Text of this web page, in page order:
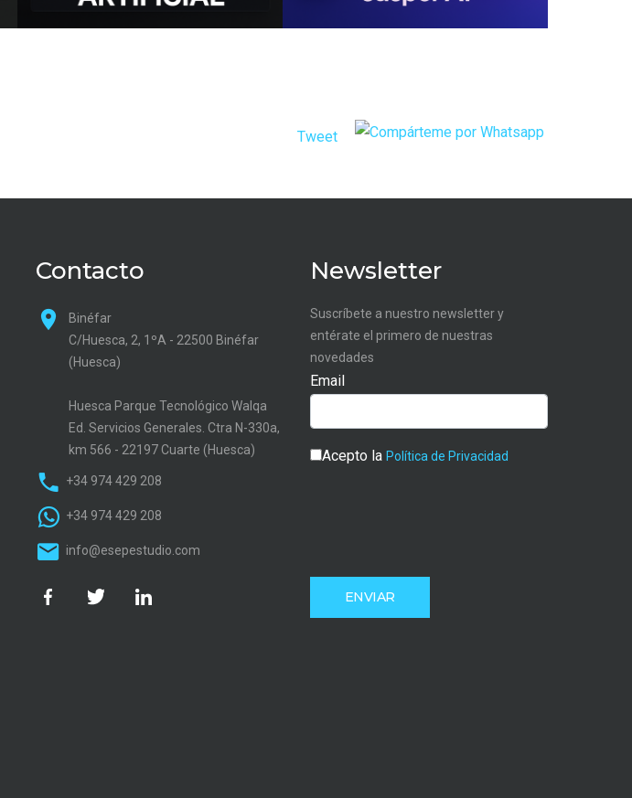
Tweet
Contacto
Binéfar
C/Huesca, 2, 1ºA - 22500 Binéfar
(Huesca)
Huesca Parque Tecnológico Walqa
Ed. Servicios Generales. Ctra N-330a,
km 566 - 22197 Cuarte (Huesca)
+34 974 429 208
+34 974 429 208
info@esepestudio.com
Newsletter
Suscríbete a nuestro newsletter y
entérate el primero de nuestras
novedades
Email
Acepto la Política de Privacidad